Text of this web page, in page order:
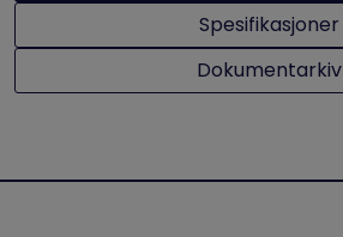
Spesifikasjoner
Dokumentarkiv